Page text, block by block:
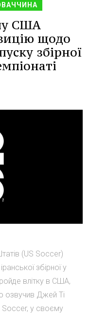
США
щодо
збірної
(US Soccer)
збірної у
влітку в США,
озвучив Джей Ті
Soccer, у своєму